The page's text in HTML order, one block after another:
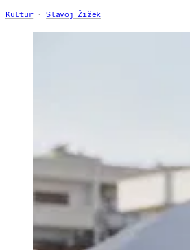
Kultur Slavoj Žižek